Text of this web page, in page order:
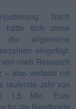
Nach
hätte sich diese
allgemeine
eingefügt.
mwb Research
– also verfasst mit
laufende Jahr von
1,5 Mio. Euro
für die Bandbreite